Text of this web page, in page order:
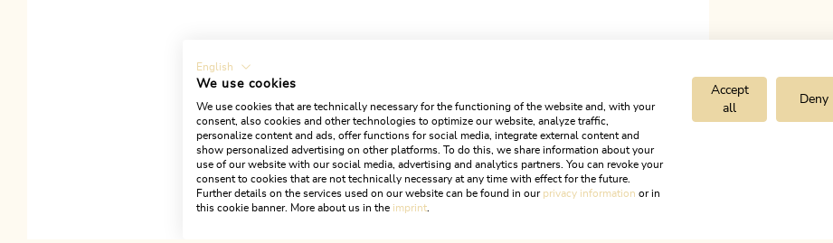
ALLE COOKIES AKTIVIEREN
English
We use cookies
We use cookies that are technically necessary for the functioning of the website and, with your
consent, also cookies and other technologies to optimize our website, analyze traffic,
personalize content and ads, offer functions for social media, integrate external content and
show personalized advertising on other platforms. To do this, we share information about your
use of our website with our social media, advertising and analytics partners. You can revoke your
consent to cookies that are not technically necessary at any time with effect for the future.
Further details on the services used on our website can be found in our privacy information or in
this cookie banner. More about us in the imprint.
Accept
all
Deny